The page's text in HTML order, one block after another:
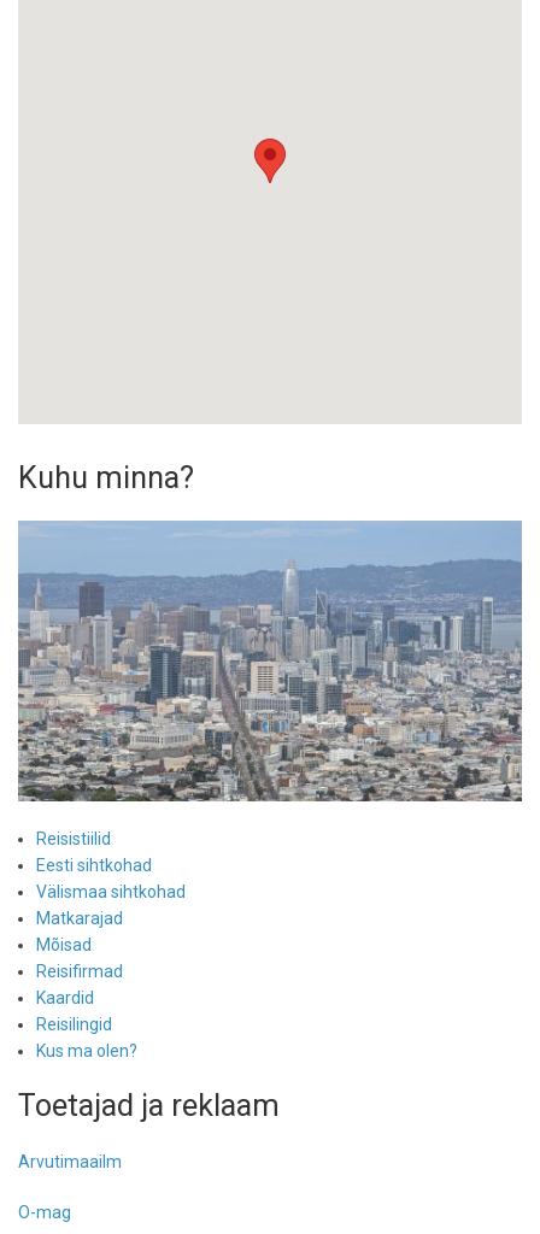
Kuhu minna?
Reisistiilid
Eesti sihtkohad
Välismaa sihtkohad
Matkarajad
Mõisad
Reisifirmad
Kaardid
Reisilingid
Kus ma olen?
Toetajad ja reklaam
Arvutimaailm
O-mag